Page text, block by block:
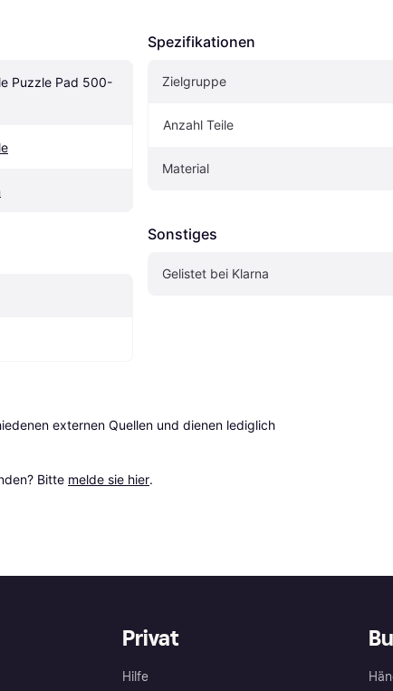
Puzzle Pad 500-
Spezifikationen
Zielgruppe
Anzahl Teile
Material
Sonstiges
Gelistet bei Klarna
externen Quellen und dienen lediglich
Bitte melde sie hier.
Privat
Hilfe